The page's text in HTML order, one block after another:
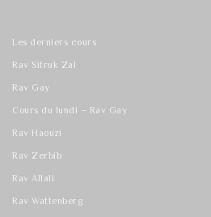
Les derniers cours
Rav Sitruk Zal
Rav Gay
Cours du lundi – Rav Gay
Rav Haouzi
Rav Zerbib
Rav Allali
Rav Wattenberg